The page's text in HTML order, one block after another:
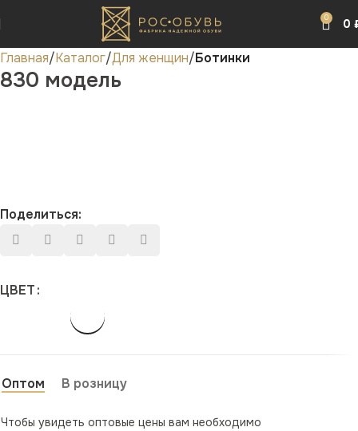
0 0
Главная Каталог Для женщин Ботинки
830 модель
Поделиться:
ЦВЕТ
Оптом В розницу
Чтобы увидеть оптовые цены вам необходимо